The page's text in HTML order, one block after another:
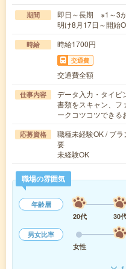
期間
即日～長期 ※1～3
明け8月17日～開始
時給 時給1700円
交通費
交通費全額
仕事内容
データ入力・タイピ
書類をスキャン、フ
ークコツコツでき
応募資格
職種未経験OK / ブ
要
未経験OK
職場の雰囲気
年齢層
20代
30
男女比率
女性